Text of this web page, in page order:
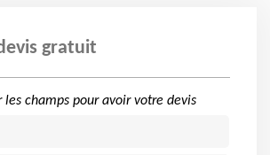
gratuit
les champs pour avoir votre devis